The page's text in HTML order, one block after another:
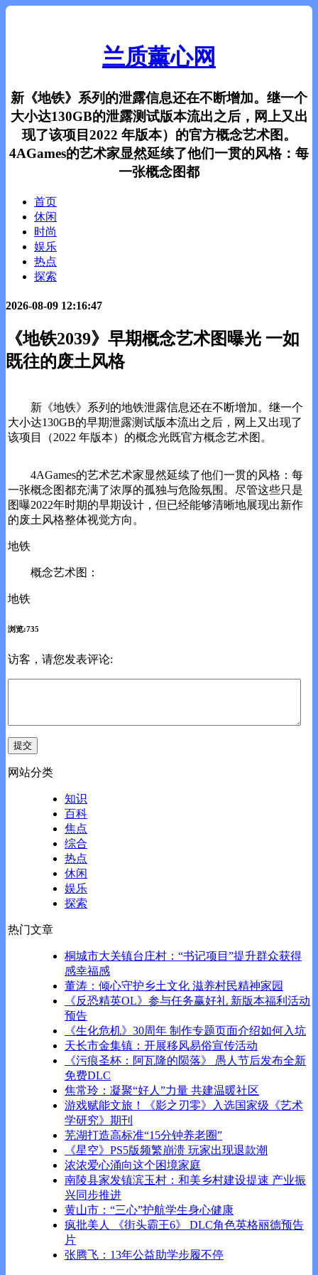
兰质薰心网
新《地铁》系列的泄露信息还在不断增加。继一个
大小达130GB的泄露测试版本流出之后，网上又出
现了该项目2022 年版本）的官方概念艺术图。
4AGames的艺术家显然延续了他们一贯的风格：每
一张概念图都
首页
休闲
时尚
娱乐
热点
探索
2026-08-09 12:16:47
《地铁2039》早期概念艺术图曝光 一如
既往的废土风格
新《地铁》系列的地铁泄露信息还在不断增加。继一个
大小达130GB的早期泄露测试版本流出之后，网上又出现了
该项目（2022 年版本）的概念光既官方概念艺术图。
4AGames的艺术艺术家显然延续了他们一贯的风格：每
一张概念图都充满了浓厚的孤独与危险氛围。尽管这些只是
图曝2022年时期的早期设计，但已经能够清晰地展现出新作
的废土风格整体视觉方向。
地铁
概念艺术图：
地铁
浏览:735
访客，请您发表评论:
网站分类
知识
百科
焦点
综合
热点
休闲
娱乐
探索
热门文章
桐城市大关镇台庄村：“书记项目”提升群众获得
感幸福感
董涛：倾心守护乡土文化 滋养村民精神家园
《反恐精英OL》参与任务赢好礼 新版本福利活动
预告
《生化危机》30周年 制作专题页面介绍如何入坑
天长市金集镇：开展移风易俗宣传活动
《污痕圣杯：阿瓦隆的陨落》 愚人节后发布全新
免费DLC
焦常玲：凝聚“好人”力量 共建温暖社区
游戏赋能文旅！《影之刃零》入选国家级《艺术
学研究》期刊
芜湖打造高标准“15分钟养老圈”
《星空》PS5版频繁崩溃 玩家出现退款潮
浓浓爱心涌向这个困境家庭
南陵县家发镇滨玉村：和美乡村建设提速 产业振
兴同步推进
黄山市：“三心”护航学生身心健康
疯批美人 《街头霸王6》 DLC角色英格丽德预告
片
张腾飞：13年公益助学步履不停